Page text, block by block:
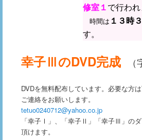
修室１で行われ
時間は １３時
す。
幸子ⅢのDVD完成
DVDを無料配布しています。必要な方
ご連絡をお願いします。
tetuo0240712@yahoo.co.jp
「幸子Ⅰ」、「幸子Ⅱ」「幸子Ⅲ」の
頂けます。